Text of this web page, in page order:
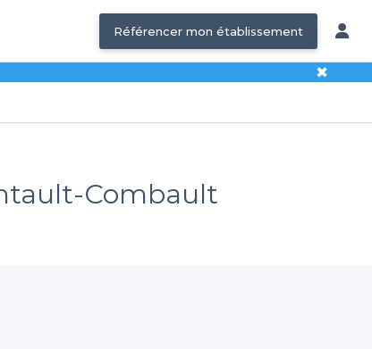
Référencer mon établissement
✖
Combault